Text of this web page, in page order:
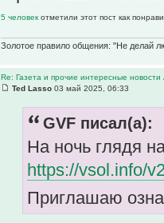
5 человек отметили этот пост как
Золотое правило общения: "Не делай
Re: Газета и прочие интересные новости
Ted Lasso 03 май 2025, 06:33
GVF писал(а):
На ночь глядя
https://vsol.info/
Приглашаю